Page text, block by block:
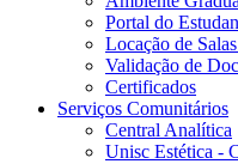
Portal do
Locação de
Validação de
Certificados
Serviços Comunitários
Central Analítica
Unisc Estética -